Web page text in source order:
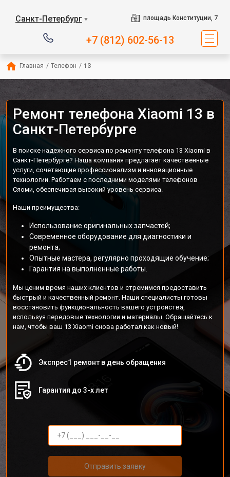
Санкт-Петербург ▼ площадь Конституции, 7
+7 (812) 602-56-13
Главная / Телефон / 13
Ремонт телефона Xiaomi 13 в
Санкт-Петербурге
В поиске надежного сервиса по ремонту телефона 13 Xiaomi в
Санкт-Петербурге? Наша компания предлагает качественные
услуги, сочетающие профессионализм и инновационные
технологии. Работаем с последними моделями телефонов
Сяоми, обеспечивая высокий уровень сервиса.
Наши преимущества:
Использование оригинальных запчастей;
Современное оборудование для диагностики и
ремонта;
Опытные мастера, регулярно проходящие обучение;
Гарантия на выполненные работы.
Мы ценим время наших клиентов и стремимся предоставить
быстрый и качественный ремонт. Наши специалисты готовы
восстановить функциональность вашего устройства,
используя передовые технологии и материалы. Обращайтесь к
нам, чтобы ваш 13 Xiaomi снова работал как новый!
Экспрес1 ремонт в день обращения
Гарантия до 3-х лет
Отправить заявку